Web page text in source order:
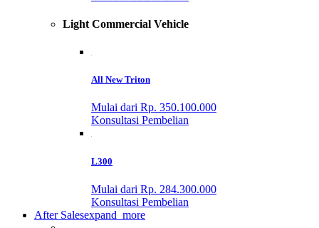
Light Commercial Vehicle
All New Triton
Mulai dari Rp. 350.100.000
Konsultasi Pembelian
L300
Mulai dari Rp. 284.300.000
Konsultasi Pembelian
After Salesexpand_more